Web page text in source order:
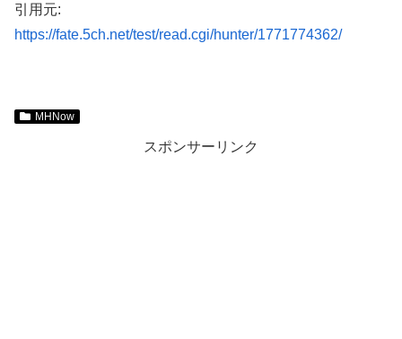
引用元:
https://fate.5ch.net/test/read.cgi/hunter/1771774362/
MHNow
スポンサーリンク